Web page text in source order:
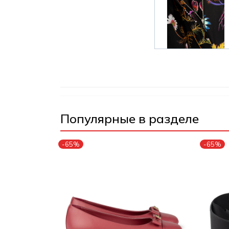
Популярные в разделе
-65% -65%